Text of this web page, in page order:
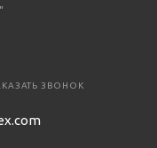
ЗВОНОК